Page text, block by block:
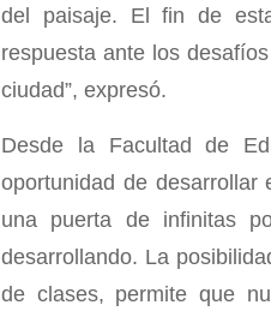
del paisaje. El fin de
respuesta ante los
ciudad”, expresó.
Desde la Facultad de
oportunidad de desarrollar
una puerta de infinitas
desarrollando. La
de clases, permite que